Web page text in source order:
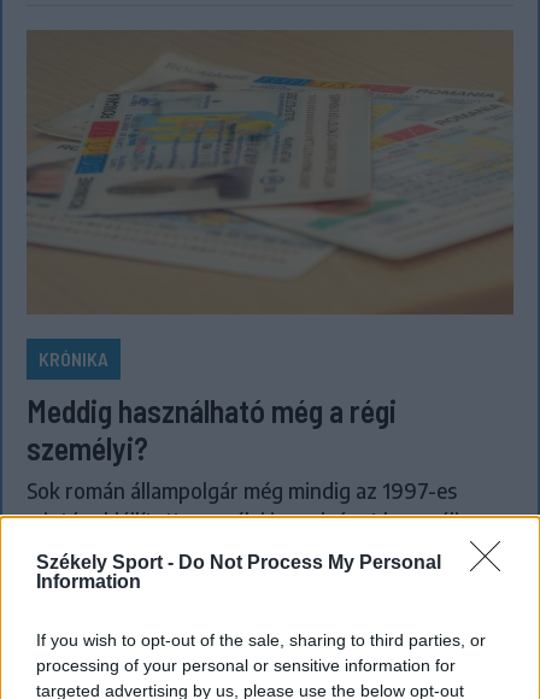
Székely Sport - Do Not Process My Personal
Information
If you wish to opt-out of the sale, sharing to third parties, or
processing of your personal or sensitive information for
targeted advertising by us, please use the below opt-out
KRÓNIKA
Meddig használható még a régi
személyi?
Sok román állampolgár még mindig az 1997-es
mintára kiállított személyi igazolványt használja,
azonban ezt fokozatosan kivonják a forgalomból,
amint az új elektronikus és egyszerű személyi